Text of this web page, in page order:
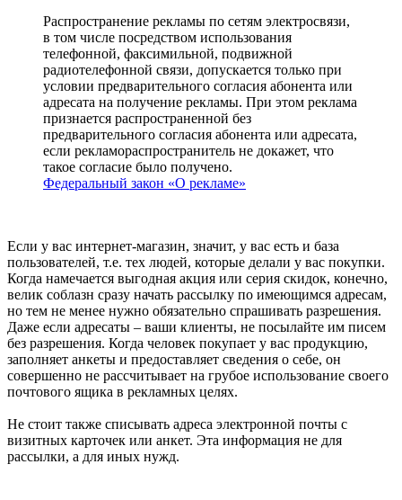
Распространение рекламы по сетям электросвязи,
в том числе посредством использования
телефонной, факсимильной, подвижной
радиотелефонной связи, допускается только при
условии предварительного согласия абонента или
адресата на получение рекламы. При этом реклама
признается распространенной без
предварительного согласия абонента или адресата,
если рекламораспространитель не докажет, что
такое согласие было получено.
Федеральный закон «О рекламе»
Если у вас интернет-магазин, значит, у вас есть и база
пользователей, т.е. тех людей, которые делали у вас покупки.
Когда намечается выгодная акция или серия скидок, конечно,
велик соблазн сразу начать рассылку по имеющимся адресам,
но тем не менее нужно обязательно спрашивать разрешения.
Даже если адресаты – ваши клиенты, не посылайте им писем
без разрешения. Когда человек покупает у вас продукцию,
заполняет анкеты и предоставляет сведения о себе, он
совершенно не рассчитывает на грубое использование своего
почтового ящика в рекламных целях.
Не стоит также списывать адреса электронной почты с
визитных карточек или анкет. Эта информация не для
рассылки, а для иных нужд.